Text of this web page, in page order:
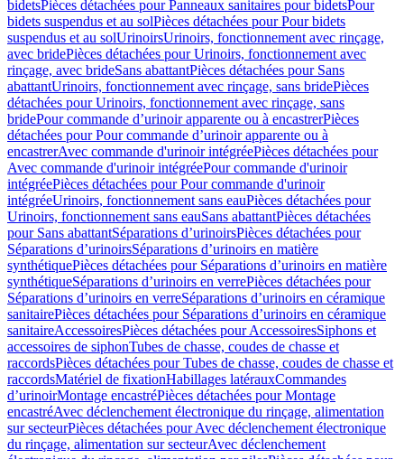
bidetsPièces détachées pour Panneaux sanitaires pour bidetsPour
bidets suspendus et au solPièces détachées pour Pour bidets
suspendus et au solUrinoirsUrinoirs, fonctionnement avec rinçage,
avec bridePièces détachées pour Urinoirs, fonctionnement avec
rinçage, avec brideSans abattantPièces détachées pour Sans
abattantUrinoirs, fonctionnement avec rinçage, sans bridePièces
détachées pour Urinoirs, fonctionnement avec rinçage, sans
bridePour commande d’urinoir apparente ou à encastrerPièces
détachées pour Pour commande d’urinoir apparente ou à
encastrerAvec commande d'urinoir intégréePièces détachées pour
Avec commande d'urinoir intégréePour commande d'urinoir
intégréePièces détachées pour Pour commande d'urinoir
intégréeUrinoirs, fonctionnement sans eauPièces détachées pour
Urinoirs, fonctionnement sans eauSans abattantPièces détachées
pour Sans abattantSéparations d’urinoirsPièces détachées pour
Séparations d’urinoirsSéparations d’urinoirs en matière
synthétiquePièces détachées pour Séparations d’urinoirs en matière
synthétiqueSéparations d’urinoirs en verrePièces détachées pour
Séparations d’urinoirs en verreSéparations d’urinoirs en céramique
sanitairePièces détachées pour Séparations d’urinoirs en céramique
sanitaireAccessoiresPièces détachées pour AccessoiresSiphons et
accessoires de siphonTubes de chasse, coudes de chasse et
raccordsPièces détachées pour Tubes de chasse, coudes de chasse et
raccordsMatériel de fixationHabillages latérauxCommandes
dʼurinoirMontage encastréPièces détachées pour Montage
encastréAvec déclenchement électronique du rinçage, alimentation
sur secteurPièces détachées pour Avec déclenchement électronique
du rinçage, alimentation sur secteurAvec déclenchement